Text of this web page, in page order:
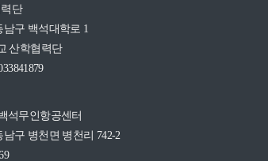
단
구 백석대학로 1
산학협력단
석무인항공센터
구 병천면 병천리 742-2